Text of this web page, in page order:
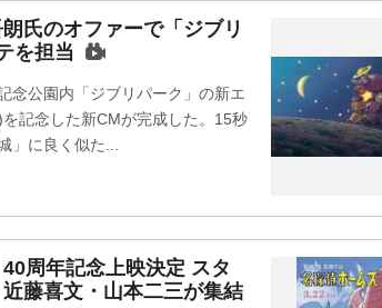
氏のオファーで「ジブリ
を担当
念公園内「ジブリパーク」の新エ
記念した新CMが完成した。15秒
」に良く似た...
周年記念上映決定 スタ
藤喜文・山本二三が集結